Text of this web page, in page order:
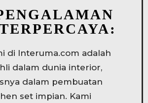
di Interuma.com adalah
dalam dunia interior,
dalam pembuatan
set impian. Kami